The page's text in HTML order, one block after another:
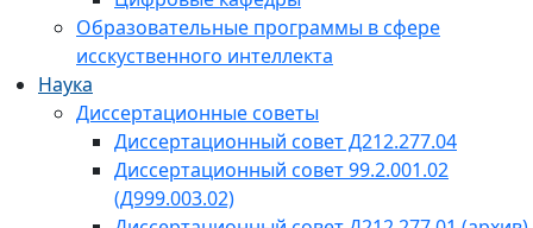
Образовательные программы в сфере
исскуственного интеллекта
Наука
Диссертационные советы
Диссертационный совет Д212.277.04
Диссертационный совет 99.2.001.02
(Д999.003.02)